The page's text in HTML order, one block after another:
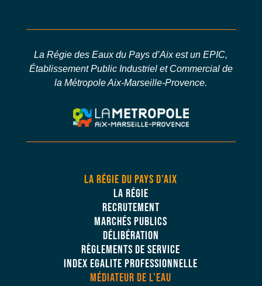
La Régie des Eaux du Pays d’Aix est un EPIC,
Établissement Public Industriel et Commercial de
la Métropole Aix-Marseille-Provence.
LA RÉGIE DU PAYS D’AIX
LA RÉGIE
RECRUTEMENT
MARCHÉS PUBLICS
DÉLIBÉRATION
RÈGLEMENTS DE SERVICE
INDEX EGALITE PROFESSIONNELLE
MÉDIATEUR DE L’EAU